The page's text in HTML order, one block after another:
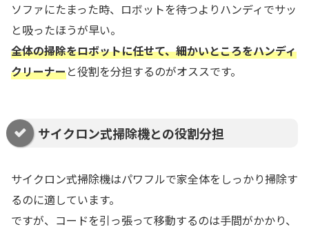
ソファにたまった時、ロボットを待つよりハンディでサッ
と吸ったほうが早い。
全体の掃除をロボットに任せて、細かいところをハンディ
クリーナーと役割を分担するのがオススです。
サイクロン式掃除機との役割分担
サイクロン式掃除機はパワフルで家全体をしっかり掃除す
るのに適しています。
ですが、コードを引っ張って移動するのは手間がかかり、